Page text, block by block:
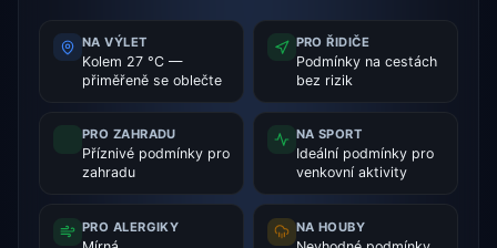
NA VÝLET
Kolem 27 °C —
přiměřeně se oblečte
PRO ŘIDIČE
Podmínky na cestách
bez rizik
PRO ZAHRADU
Příznivé podmínky pro
zahradu
NA SPORT
Ideální podmínky pro
venkovní aktivity
PRO ALERGIKY NA HOUBY